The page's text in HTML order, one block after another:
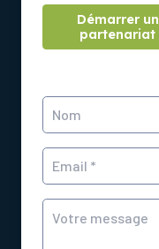
Démarrer un
partenariat